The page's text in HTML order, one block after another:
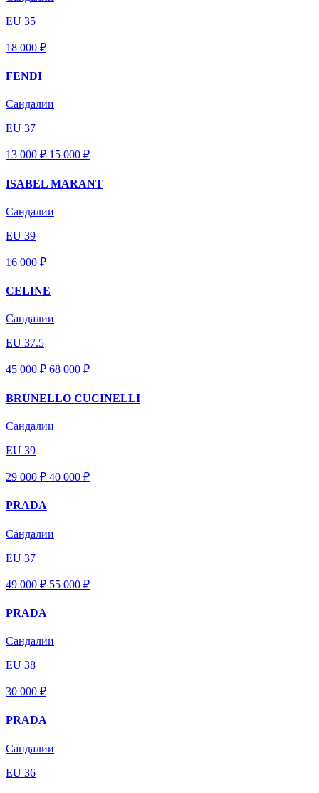
EU 35
18 000 ₽
FENDI
Сандалии
EU 37
13 000 ₽ 15 000 ₽
ISABEL MARANT
Сандалии
EU 39
16 000 ₽
CELINE
Сандалии
EU 37.5
45 000 ₽ 68 000 ₽
BRUNELLO CUCINELLI
Сандалии
EU 39
29 000 ₽ 40 000 ₽
PRADA
Сандалии
EU 37
49 000 ₽ 55 000 ₽
PRADA
Сандалии
EU 38
30 000 ₽
PRADA
Сандалии
EU 36